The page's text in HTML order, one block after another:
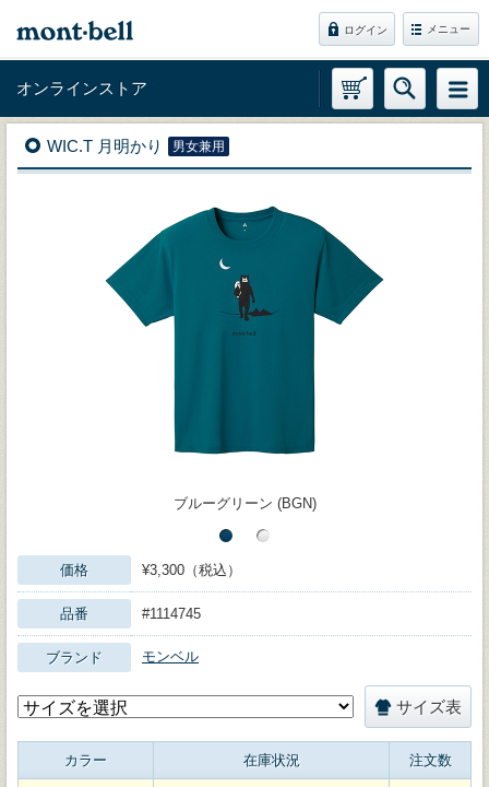
ログイン メニュー
オンラインストア
WIC.T 月明かり 男女兼用
ブルーグリーン (BGN)
価格 ¥3,300（税込）
品番 #1114745
ブランド モンベル
サイズ表
カラー 在庫状況 注文数